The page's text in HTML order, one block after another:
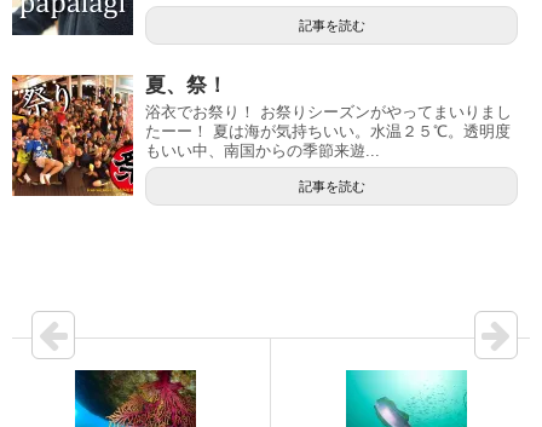
記事を読む
夏、祭！
浴衣でお祭り！ お祭りシーズンがやってまいりまし
たーー！ 夏は海が気持ちいい。水温２５℃。透明度
もいい中、南国からの季節来遊...
記事を読む